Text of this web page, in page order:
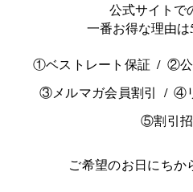
公式サイトで
一番お得な理由は
①ベストレート保証
②公
③メルマガ会員割引
④
⑤割引
ご希望のお日にちか